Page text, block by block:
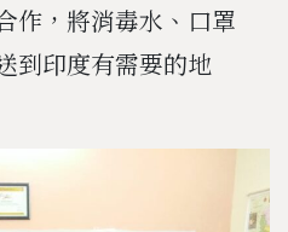
作，將消毒水、口罩
到印度有需要的地